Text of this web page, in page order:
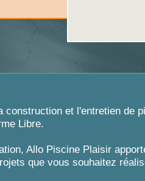
construction et l'entretien de
Libre.
Allo Piscine Plaisir
que vous souhaitez